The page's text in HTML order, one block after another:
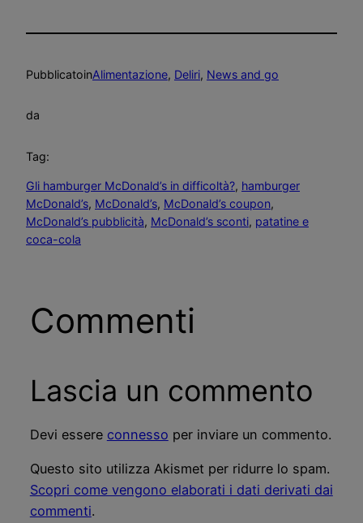
PubblicatoinAlimentazione, Deliri, News and go
da
Tag:
Gli hamburger McDonald’s in difficoltà?, hamburger
McDonald’s, McDonald’s, McDonald’s coupon
McDonald’s pubblicità, McDonald’s sconti, patatine e
coca-cola
Commenti
Lascia un commento
Devi essere connesso per inviare un commento.
Questo sito utilizza Akismet per ridurre lo spam.
Scopri come vengono elaborati i dati derivati dai
commenti.